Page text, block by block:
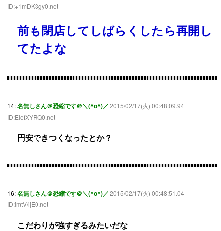
ID:+1mDK3gy0.net
前も閉店してしばらくしたら再開し
てたよな
14:名無しさん＠恐縮です＠＼(^o^)／ 2015/02/17(火) 00:48:09.94
ID:EIefXYRQ0.net
円安できつくなったとか？
16:名無しさん＠恐縮です＠＼(^o^)／ 2015/02/17(火) 00:48:51.04
ID:imtV/ljE0.net
こだわりが強すぎるみたいだな